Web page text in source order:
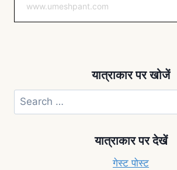
www.umeshpant.com
यात्राकार पर खोजें
यात्राकार पर देखें
गेस्ट पोस्ट